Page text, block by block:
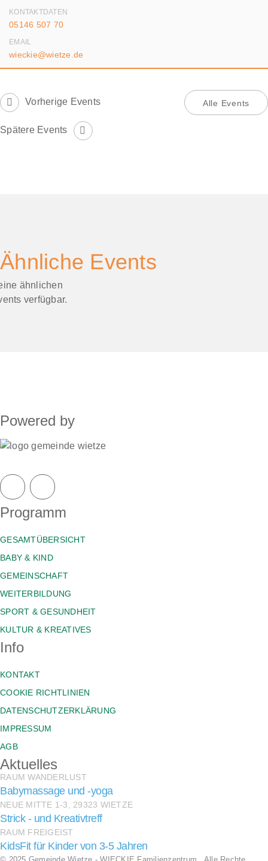
KONTAKTDATEN
05146 507 70
EMAIL
wieckie@wietze.de
Vorherige Events Alle Events
Spätere Events
Ähnliche Events
ähnlichen
verfügbar.
Powered by
Programm
GESAMTÜBERSICHT
BABY & KIND
GEMEINSCHAFT
WEITERBILDUNG
SPORT & GESUNDHEIT
KULTUR & KREATIVES
Info
KONTAKT
COOKIE RICHTLINIEN
DATENSCHUTZERKLÄRUNG
IMPRESSUM
AGB
Aktuelles
RAUM WANDERLUST
Babymassage und -yoga
NEUE MITTE 1-3, 29323 WIETZE
Strick - und Kreativtreff
RAUM FREIGEIST
KidsFit für Kinder von 3-5 Jahren